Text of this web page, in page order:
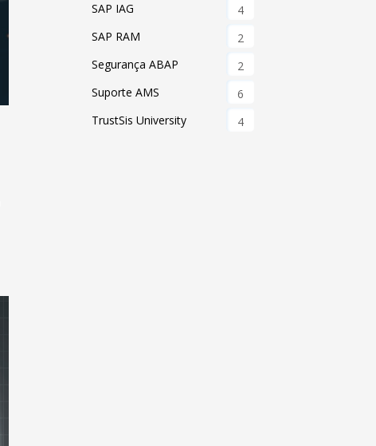
SAP IAG
4
SAP RAM
2
Segurança ABAP
2
Suporte AMS
6
TrustSis University
4